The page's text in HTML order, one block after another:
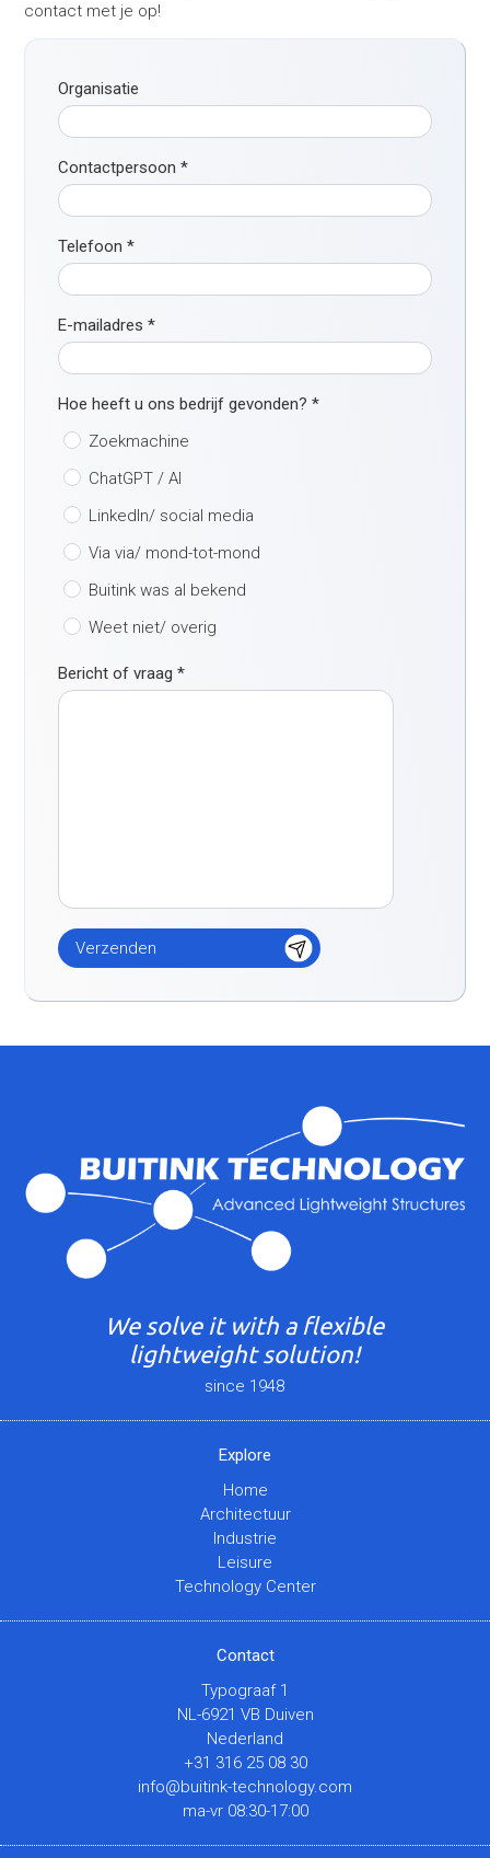
contact met je op!
Organisatie
Contactpersoon*
Telefoon*
E-mailadres*
Hoe heeft u ons bedrijf gevonden?*
Zoekmachine
ChatGPT / AI
LinkedIn/ social media
Via via/ mond-tot-mond
Buitink was al bekend
Weet niet/ overig
Bericht of vraag*
We solve it with a flexible
lightweight solution!
since 1948
Explore
Home
Architectuur
Industrie
Leisure
Technology Center
Contact
Typograaf 1
NL-6921 VB Duiven
Nederland
+31 316 25 08 30
info@buitink-technology.com
ma-vr 08:30-17:00